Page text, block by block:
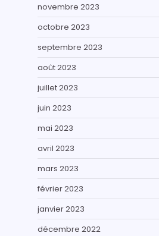
novembre 2023
octobre 2023
septembre 2023
août 2023
juillet 2023
juin 2023
mai 2023
avril 2023
mars 2023
février 2023
janvier 2023
décembre 2022